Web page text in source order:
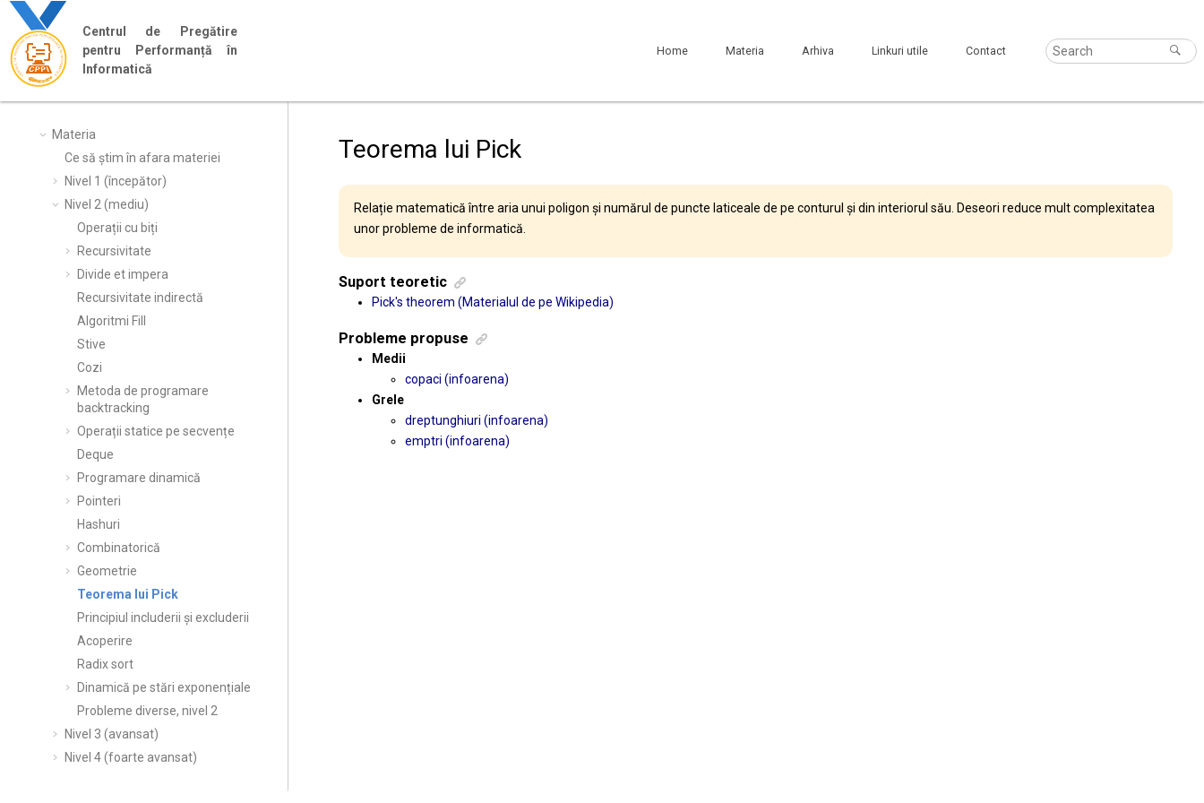
Jump to main content
Centrul de Pregătire
pentru Performanță în
Informatică
Home Materia Arhiva Linkuri utile Contact
Materia
Ce să știm în afara materiei
Nivel 1 (începător)
Nivel 2 (mediu)
Operații cu biți
Recursivitate
Divide et impera
Recursivitate indirectă
Algoritmi Fill
Stive
Cozi
Metoda de programare
backtracking
Operații statice pe secvențe
Deque
Programare dinamică
Pointeri
Hashuri
Combinatorică
Geometrie
Teorema lui Pick
Principiul includerii și excluderii
Acoperire
Radix sort
Dinamică pe stări exponențiale
Probleme diverse, nivel 2
Nivel 3 (avansat)
Nivel 4 (foarte avansat)
Teorema lui Pick
Relație matematică între aria unui poligon și numărul de puncte laticeale de pe conturul și din interiorul său. Deseori reduce mult complexitatea
unor probleme de informatică.
Suport teoretic
Pick's theorem (Materialul de pe Wikipedia)
Probleme propuse
Medii
copaci (infoarena)
Grele
dreptunghiuri (infoarena)
emptri (infoarena)